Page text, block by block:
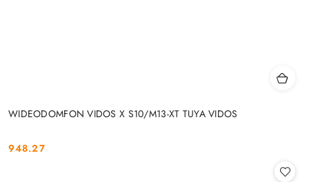
WIDEODOMFON VIDOS X S10/M13-XT TUYA VIDOS
Cena:
948.27